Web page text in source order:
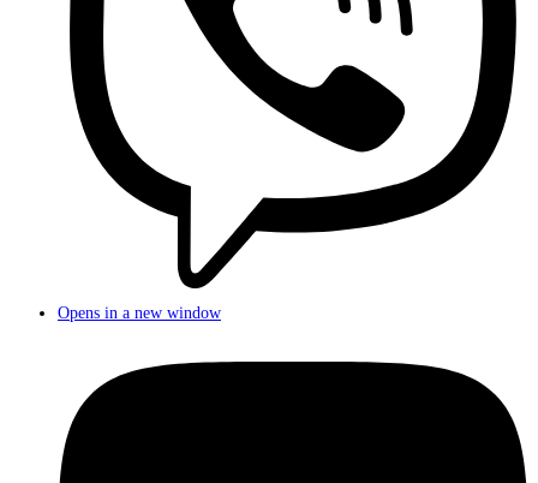
Opens in a new window